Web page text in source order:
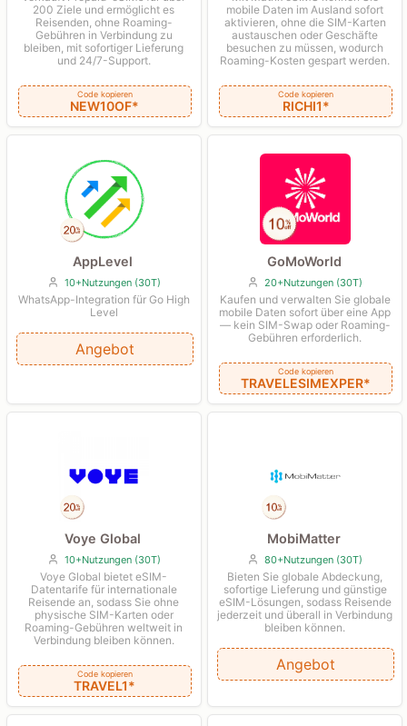
200 Ziele und ermöglicht es
Reisenden, ohne Roaming-
Gebühren in Verbindung zu
bleiben, mit sofortiger Lieferung
und 24/7-Support.
Code kopieren
NEW10OF*
mobile Daten im Ausland sofort
aktivieren, ohne die SIM-Karten
austauschen oder Geschäfte
besuchen zu müssen, wodurch
Roaming-Kosten gespart werden.
Code kopieren
RICHI1*
AppLevel
10+Nutzungen (30T)
WhatsApp-Integration für Go High
Level
Angebot
GoMoWorld
20+Nutzungen (30T)
Kaufen und verwalten Sie globale
mobile Daten sofort über eine App
— kein SIM-Swap oder Roaming-
Gebühren erforderlich.
Code kopieren
TRAVELESIMEXPER*
Voye Global
10+Nutzungen (30T)
Voye Global bietet eSIM-
Datentarife für internationale
Reisende an, sodass Sie ohne
physische SIM-Karten oder
Roaming-Gebühren weltweit in
Verbindung bleiben können.
Code kopieren
TRAVEL1*
MobiMatter
80+Nutzungen (30T)
Bieten Sie globale Abdeckung,
sofortige Lieferung und günstige
eSIM-Lösungen, sodass Reisende
jederzeit und überall in Verbindung
bleiben können.
Angebot